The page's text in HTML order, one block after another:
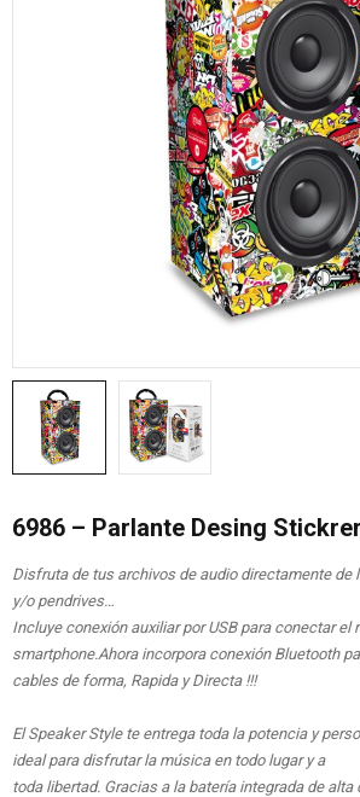
6986 – Parlante Desing
Disfruta de tus archivos de audio directamente de
y/o pendrives…
Incluye conexión auxiliar por USB para conectar el
smartphone.Ahora incorpora conexión Bluetooth
cables de forma, Rapida y Directa !!!
El Speaker Style te entrega toda la potencia y
ideal para disfrutar la música en todo lugar y a
toda libertad. Gracias a la batería integrada de alta